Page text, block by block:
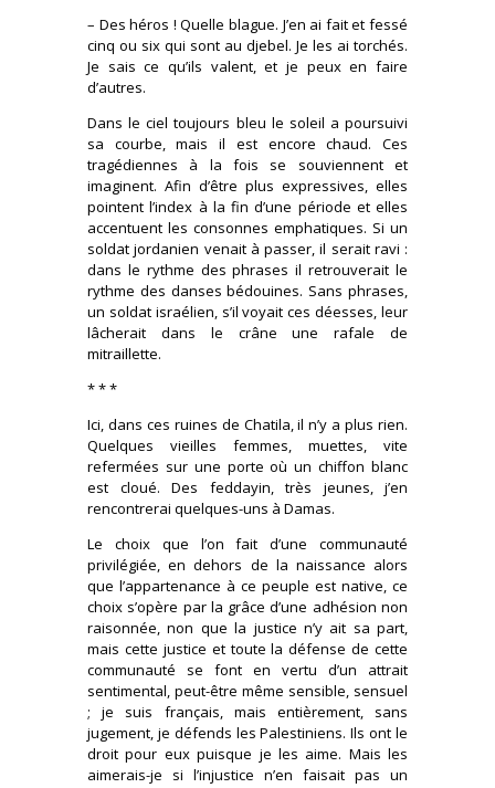
– Des héros ! Quelle blague. J’en ai fait et fessé
cinq ou six qui sont au djebel. Je les ai torchés.
Je sais ce qu’ils valent, et je peux en faire
d’autres.
Dans le ciel toujours bleu le soleil a poursuivi
sa courbe, mais il est encore chaud. Ces
tragédiennes à la fois se souviennent et
imaginent. Afin d’être plus expressives, elles
pointent l’index à la fin d’une période et elles
accentuent les consonnes emphatiques. Si un
soldat jordanien venait à passer, il serait ravi :
dans le rythme des phrases il retrouverait le
rythme des danses bédouines. Sans phrases,
un soldat israélien, s’il voyait ces déesses, leur
lâcherait dans le crâne une rafale de
mitraillette.
* * *
Ici, dans ces ruines de Chatila, il n’y a plus rien.
Quelques vieilles femmes, muettes, vite
refermées sur une porte où un chiffon blanc
est cloué. Des feddayin, très jeunes, j’en
rencontrerai quelques-uns à Damas.
Le choix que l’on fait d’une communauté
privilégiée, en dehors de la naissance alors
que l’appartenance à ce peuple est native, ce
choix s’opère par la grâce d’une adhésion non
raisonnée, non que la justice n’y ait sa part,
mais cette justice et toute la défense de cette
communauté se font en vertu d’un attrait
sentimental, peut-être même sensible, sensuel
; je suis français, mais entièrement, sans
jugement, je défends les Palestiniens. Ils ont le
droit pour eux puisque je les aime. Mais les
aimerais-je si l’injustice n’en faisait pas un